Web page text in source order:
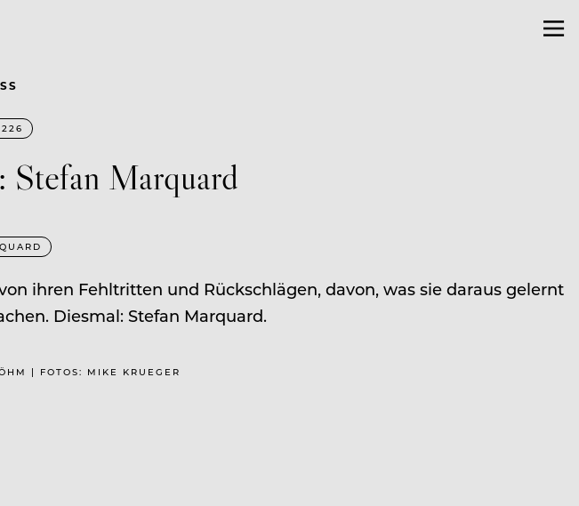
Stefan Marquard
ihren Fehltritten und Rückschlägen, davon, was sie daraus gelernt
Diesmal: Stefan Marquard.
| FOTOS: MIKE KRUEGER